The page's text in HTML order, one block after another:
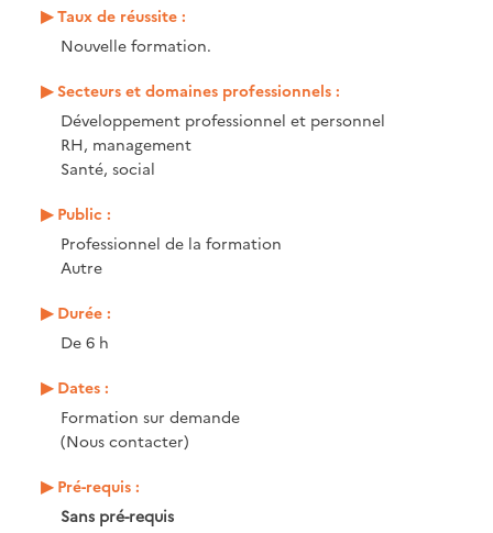
Taux de réussite :
Nouvelle formation.
Secteurs et domaines professionnels :
Développement professionnel et personnel
RH, management
Santé, social
Public :
Professionnel de la formation
Autre
Durée :
De 6 h
Dates :
Formation sur demande
(Nous contacter)
Pré-requis :
Sans pré-requis